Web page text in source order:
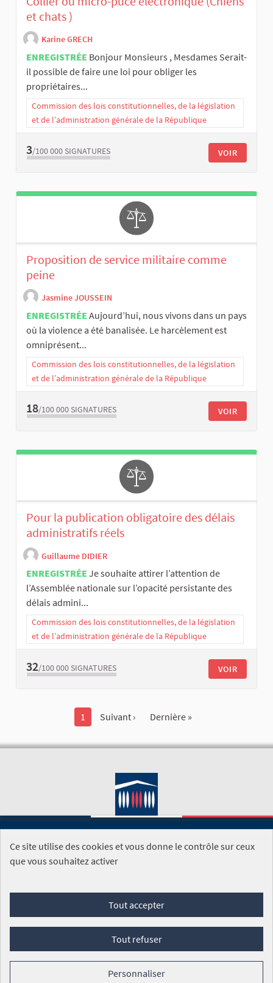
et chats )
Karine GRECH
ENREGISTRÉE Bonjour Monsieurs , Mesdames Serait-
il possible de faire une loi pour obliger les
propriétaires...
Commission des lois constitutionnelles, de la législation
et de l’administration générale de la République
3/100 000 SIGNATURES VOIR
Proposition de service militaire comme
peine
Jasmine JOUSSEIN
ENREGISTRÉE Aujourd’hui, nous vivons dans un pays
où la violence a été banalisée. Le harcèlement est
omniprésent...
Commission des lois constitutionnelles, de la législation
et de l’administration générale de la République
18/100 000 SIGNATURES VOIR
Pour la publication obligatoire des délais
administratifs réels
Guillaume DIDIER
ENREGISTRÉE Je souhaite attirer l’attention de
l’Assemblée nationale sur l’opacité persistante des
délais admini...
Commission des lois constitutionnelles, de la législation
et de l’administration générale de la République
32/100 000 SIGNATURES VOIR
1 Suivant › Dernière »
SITE DE L'ASSEMBLÉE NATIONALE
Foire aux questions
Conditions générales d'utilisation (CGU)
Mentions légales
Cookies
Ce site utilise des cookies et vous donne le contrôle sur ceux
que vous souhaitez activer
Tout accepter
Tout refuser
Personnaliser